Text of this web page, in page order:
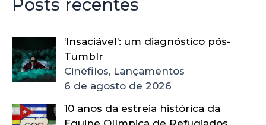
Posts recentes
‘Insaciável’: um diagnóstico pós-
Tumblr
Cinéfilos, Lançamentos
6 de agosto de 2026
10 anos da estreia histórica da